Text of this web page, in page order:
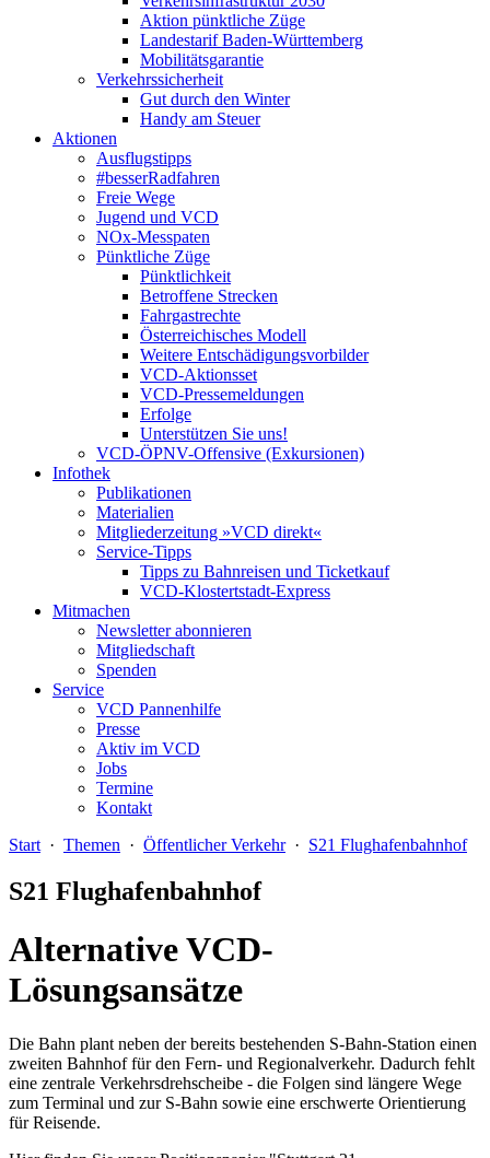
Aktion pünktliche Züge
Landestarif Baden-Württemberg
Mobilitätsgarantie
Verkehrssicherheit
Gut durch den Winter
Handy am Steuer
Aktionen
Ausflugstipps
#besserRadfahren
Freie Wege
Jugend und VCD
NOx-Messpaten
Pünktliche Züge
Pünktlichkeit
Betroffene Strecken
Fahrgastrechte
Österreichisches Modell
Weitere Entschädigungsvorbilder
VCD-Aktionsset
VCD-Pressemeldungen
Erfolge
Unterstützen Sie uns!
VCD-ÖPNV-Offensive (Exkursionen)
Infothek
Publikationen
Materialien
Mitgliederzeitung »VCD direkt«
Service-Tipps
Tipps zu Bahnreisen und Ticketkauf
VCD-Klostertstadt-Express
Mitmachen
Newsletter abonnieren
Mitgliedschaft
Spenden
Service
VCD Pannenhilfe
Presse
Aktiv im VCD
Jobs
Termine
Kontakt
Start · Themen · Öffentlicher Verkehr· S21 Flughafenbahnhof
S21 Flughafenbahnhof
Alternative VCD-
Lösungsansätze
Die Bahn plant neben der bereits bestehenden S-Bahn-Station einen
zweiten Bahnhof für den Fern- und Regionalverkehr. Dadurch fehlt
eine zentrale Verkehrsdrehscheibe - die Folgen sind längere Wege
zum Terminal und zur S-Bahn sowie eine erschwerte Orientierung
für Reisende.